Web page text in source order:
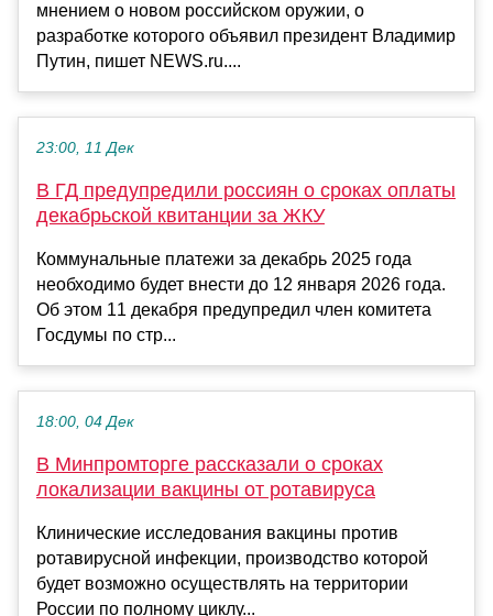
мнением о новом российском оружии, о
разработке которого объявил президент Владимир
Путин, пишет NEWS.ru....
23:00, 11 Дек
В ГД предупредили россиян о сроках оплаты
декабрьской квитанции за ЖКУ
Коммунальные платежи за декабрь 2025 года
необходимо будет внести до 12 января 2026 года.
Об этом 11 декабря предупредил член комитета
Госдумы по стр...
18:00, 04 Дек
В Минпромторге рассказали о сроках
локализации вакцины от ротавируса
Клинические исследования вакцины против
ротавирусной инфекции, производство которой
будет возможно осуществлять на территории
России по полному циклу...